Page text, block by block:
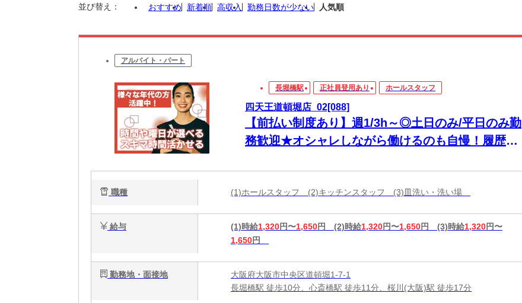
並び替え： おすすめ 新着順 高収入 勤務日数が少ない 人気順
アルバイト・パート
長堀橋駅 正社員登用あり ホールスタッフ
四天王道頓堀店_02[088]
【前払い制度あり】週1/3h～◎土日のみ/平日のみ勤
務歓迎★オシャレしながら働けるのも自慢！履歴書
職種 (1)ホールスタッフ (2)キッチンスタッフ (3)皿洗い・洗い場
給与 (1)時給1,320円〜1,650円 (2)時給1,320円〜1,650円 (3)時給1,320円〜
1,650円
勤務地・面接地
大阪府大阪市中央区道頓堀1-7-1
長堀橋駅 徒歩10分、心斎橋駅 徒歩11分、桜川(大阪)駅 徒歩17分